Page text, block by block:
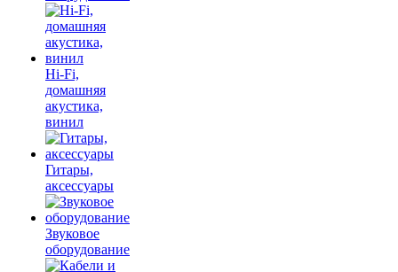
Hi-Fi,
домашняя
акустика,
винил
Гитары,
аксессуары
Звуковое
оборудование